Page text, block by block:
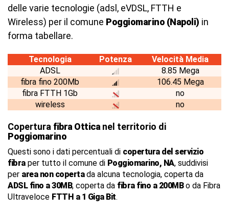
delle varie tecnologie (adsl, eVDSL, FTTH e
Wireless) per il comune Poggiomarino (Napoli) in
forma tabellare.
Tecnologia Potenza
Velocità Media
ADSL
8.85 Mega
fibra fino 200Mb
106.45 Mega
fibra FTTH 1Gb
no
wireless
no
Copertura fibra Ottica nel territorio di
Poggiomarino
Questi sono i dati percentuali di copertura del servizio
fibraper tutto il comune di Poggiomarino, NA, suddivisi
per area non copertada alcuna tecnologia, coperta da
ADSL fino a 30MB, coperta da fibra fino a 200MBo da Fibra
Ultraveloce FTTH a 1 Giga Bit.